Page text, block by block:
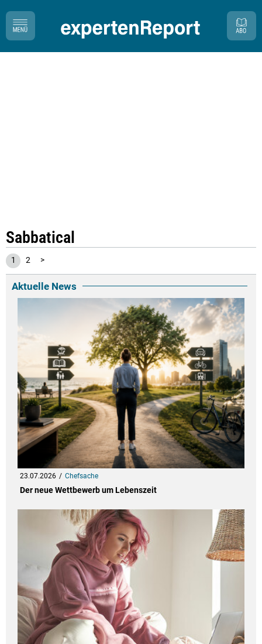
Sabbatical
1 2 >
Aktuelle News
23.07.2026 Chefsache
Der neue Wettbewerb um Lebenszeit